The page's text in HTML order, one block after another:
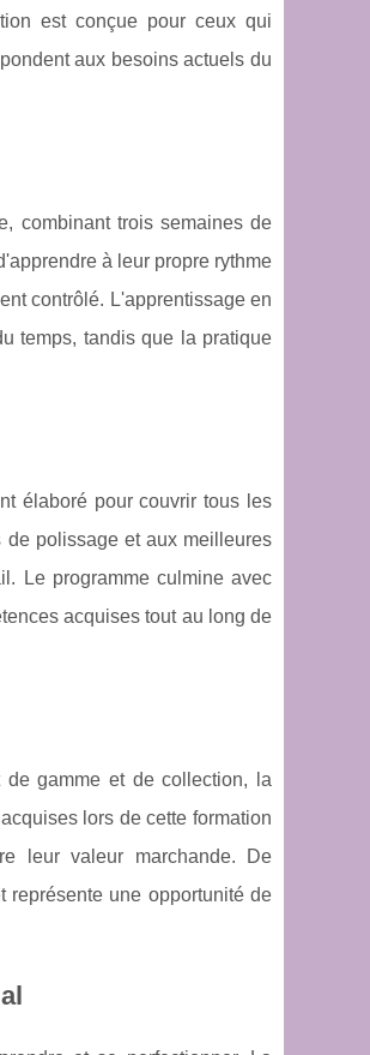
est conçue pour ceux qui
aux besoins actuels du
combinant trois semaines de
à leur propre rythme
contrôlé. L'apprentissage en
temps, tandis que la pratique
élaboré pour couvrir tous les
de polissage et aux meilleures
Le programme culmine avec
acquises tout au long de
gamme et de collection, la
lors de cette formation
leur valeur marchande. De
représente une opportunité de